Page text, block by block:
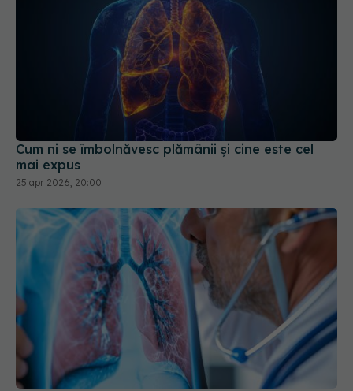
Cum ni se îmbolnăvesc plămânii și cine este cel
Cancerul pulmonar, impact devastator. Beatrice
Mahler: Agravarea bolii, creșterea mortalității
08 oct 2025, 18:00